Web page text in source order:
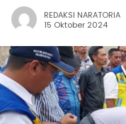
REDAKSI NARATORIA
15 Oktober 2024